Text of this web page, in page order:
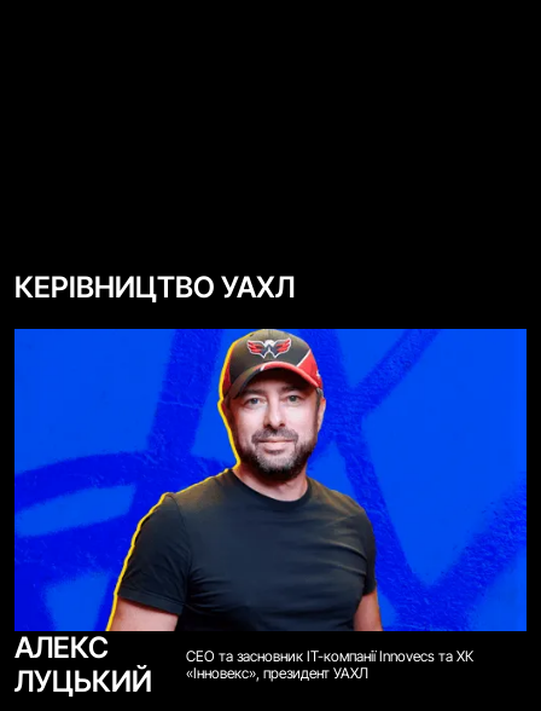
КЕРІВНИЦТВО УАХЛ
АЛЕКС
ЛУЦЬКИЙ
СЕО та засновник ІТ-компанії Innovecs та ХК
«Інновекс», президент УАХЛ